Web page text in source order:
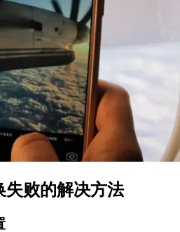
失败的解决方法